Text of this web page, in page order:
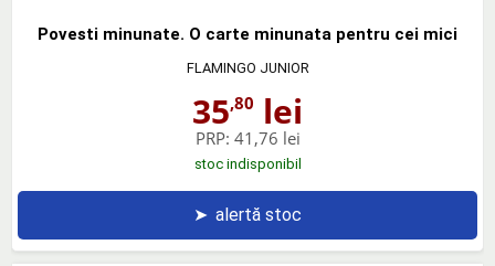
Povesti minunate. O carte minunata pentru cei mici
FLAMINGO JUNIOR
35,80 lei
PRP: 41,76 lei
stoc indisponibil
➤ alertă stoc